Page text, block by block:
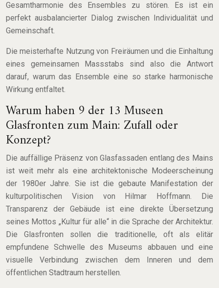
Gesamtharmonie des Ensembles zu stören. Es ist ein
perfekt ausbalancierter Dialog zwischen Individualität und
Gemeinschaft.
Die meisterhafte Nutzung von Freiräumen und die Einhaltung
eines gemeinsamen Massstabs sind also die Antwort
darauf, warum das Ensemble eine so starke harmonische
Wirkung entfaltet.
Warum haben 9 der 13 Museen
Glasfronten zum Main: Zufall oder
Konzept?
Die auffällige Präsenz von Glasfassaden entlang des Mains
ist weit mehr als eine architektonische Modeerscheinung
der 1980er Jahre. Sie ist die gebaute Manifestation der
kulturpolitischen Vision von Hilmar Hoffmann. Die
Transparenz der Gebäude ist eine direkte Übersetzung
seines Mottos „Kultur für alle“ in die Sprache der Architektur.
Die Glasfronten sollen die traditionelle, oft als elitär
empfundene Schwelle des Museums abbauen und eine
visuelle Verbindung zwischen dem Inneren und dem
öffentlichen Stadtraum herstellen.